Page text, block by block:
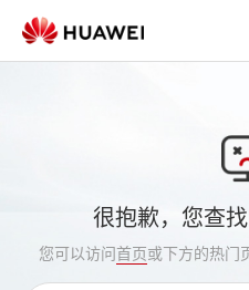
很抱歉，您查
您可以访问首页或下方的热门